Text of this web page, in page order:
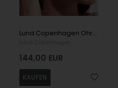
Lund Copenhagen Ohrring, model 9095094-6-33-M
144,00 EUR